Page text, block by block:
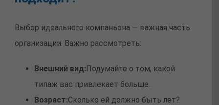
Выбор идеального компаньона — важная часть
организации. Важно рассмотреть:
Внешний вид:Подумайте о том, какой
типаж вас привлекает больше.
Возраст:Сколько ей должно быть лет?